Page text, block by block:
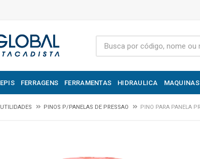
EPIS FERRAGENS FERRAMENTAS HIDRAULICA MAQUINAS
UTILIDADES PINOS P/PANELAS DE PRESSAO PINO PARA PANELA